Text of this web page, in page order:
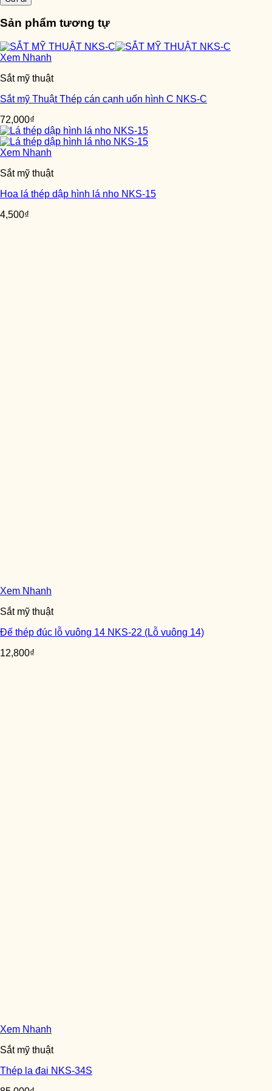
Sản phẩm tương tự
Xem Nhanh
Sắt mỹ thuật
Sắt mỹ Thuật Thép cán cạnh uốn hình C NKS-C
72,000₫
Xem Nhanh
Sắt mỹ thuật
Hoa lá thép dập hình lá nho NKS-15
4,500₫
Xem Nhanh
Sắt mỹ thuật
Đế thép đúc lỗ vuông 14 NKS-22 (Lỗ vuông 14)
12,800₫
Xem Nhanh
Sắt mỹ thuật
Thép la đai NKS-34S